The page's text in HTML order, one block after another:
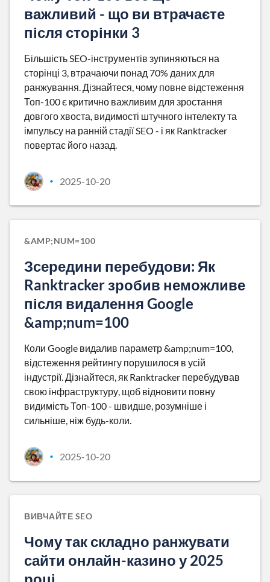
важливий - що ви втрачаєте
після сторінки 3
Більшість SEO-інструментів зупиняються на
сторінці 3, втрачаючи понад 70% даних для
ранжування. Дізнайтеся, чому повне відстеження
Топ-100 є критично важливим для зростання
довгого хвоста, видимості штучного інтелекту та
імпульсу на ранній стадії SEO - і як Ranktracker
повертає його назад.
• 2025-10-20
&AMP;NUM=100
Зсередини перебудови: Як
Ranktracker зробив неможливе
після видалення Google
&amp;num=100
Коли Google видалив параметр &amp;num=100,
відстеження рейтингу порушилося в усій
індустрії. Дізнайтеся, як Ranktracker перебудував
свою інфраструктуру, щоб відновити повну
видимість Топ-100 - швидше, розумніше і
сильніше, ніж будь-коли.
• 2025-10-20
ВИВЧАЙТЕ SEO
Чому так складно ранжувати
сайти онлайн-казино у 2025